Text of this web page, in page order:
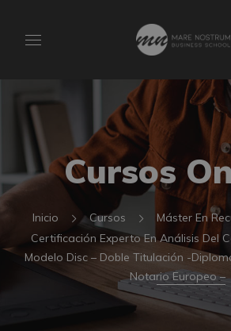
Cursos
Inicio Cursos
Máster En
Certificación Experto En Análisis Del
Modelo Disc – Doble Titulación -
Notario Europeo –